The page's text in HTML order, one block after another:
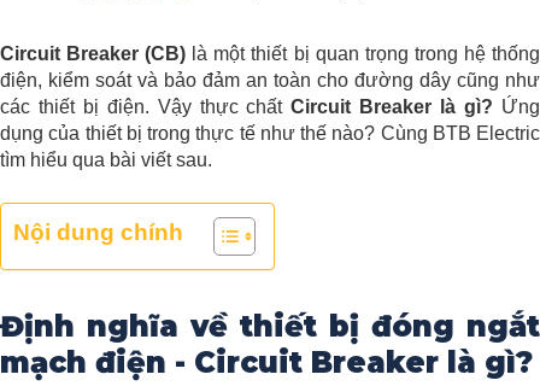
Circuit Breaker (CB) là một thiết bị quan trọng trong hệ thống
điện, kiểm soát và bảo đảm an toàn cho đường dây cũng như
các thiết bị điện. Vậy thực chấtCircuit Breaker là gì? Ứng
dụng của thiết bị trong thực tế như thế nào? Cùng BTB Electric
tìm hiểu qua bài viết sau.
Nội dung chính
Định nghĩa về thiết bị đóng ngắt
mạch điện - Circuit Breaker là gì?